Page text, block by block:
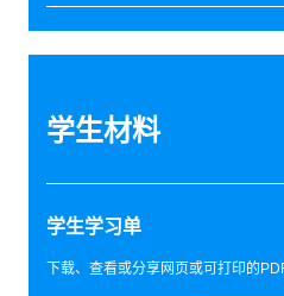
学生材料
学生学习单
下载、查看或分享网页或可打印的